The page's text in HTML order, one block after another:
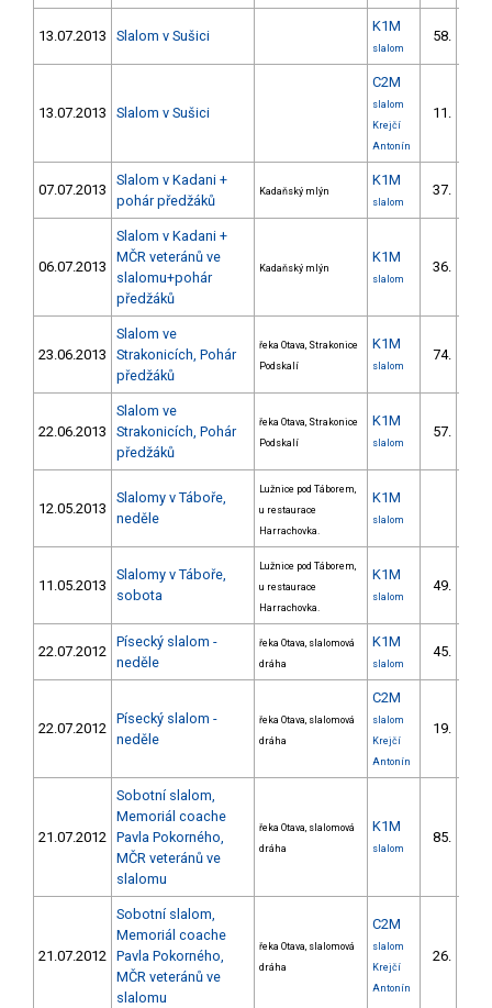
13.07.2013 Slalom v Sušici
K1M
slalom
58.
13.07.2013 Slalom v Sušici
C2M
slalom
Krejčí
Antonín
11.
07.07.2013
Slalom v Kadani +
pohár předžáků
Kadaňský mlýn
K1M
slalom
37.
06.07.2013
Slalom v Kadani +
MČR veteránů ve
slalomu+pohár
předžáků
Kadaňský mlýn
K1M
slalom
36.
23.06.2013
Slalom ve
Strakonicích, Pohár
předžáků
řeka Otava, Strakonice
Podskalí
K1M
slalom
74.
22.06.2013
Slalom ve
Strakonicích, Pohár
předžáků
řeka Otava, Strakonice
Podskalí
K1M
slalom
57.
12.05.2013
Slalomy v Táboře,
neděle
Lužnice pod Táborem,
u restaurace
Harrachovka.
K1M
slalom
11.05.2013
Slalomy v Táboře,
sobota
Lužnice pod Táborem,
u restaurace
Harrachovka.
K1M
slalom
49.
22.07.2012
Písecký slalom -
neděle
řeka Otava, slalomová
dráha
K1M
slalom
45.
22.07.2012
Písecký slalom -
neděle
řeka Otava, slalomová
dráha
C2M
slalom
Krejčí
Antonín
19.
21.07.2012
Sobotní slalom,
Memoriál coache
Pavla Pokorného,
MČR veteránů ve
slalomu
řeka Otava, slalomová
dráha
K1M
slalom
85.
21.07.2012
Sobotní slalom,
Memoriál coache
Pavla Pokorného,
MČR veteránů ve
slalomu
řeka Otava, slalomová
dráha
C2M
slalom
Krejčí
Antonín
26.